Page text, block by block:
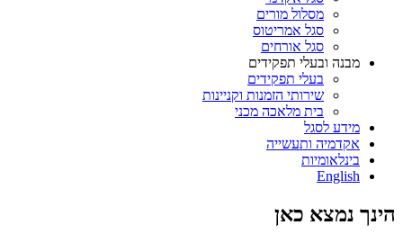
מסלול מורים
סגל אמריטוס
סגל אורחים
מבנה ובעלי תפקידים
בעלי תפקידים
שירותי הזמנות וקניינות
בית מלאכה מכני
מידע לסגל
אקדמיה ותעשייה
בינלאומיות
English
הינך נמצא כאן